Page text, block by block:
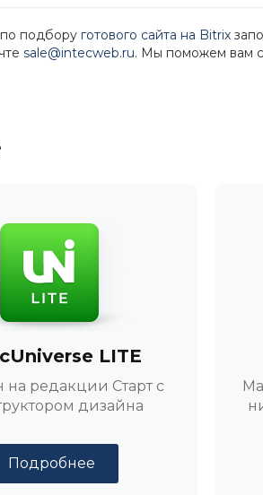
подбору готового сайта на Bitrix
sale@intecweb.ru. Мы поможем вам
LITE
на редакции Старт с
дизайна
Подробнее